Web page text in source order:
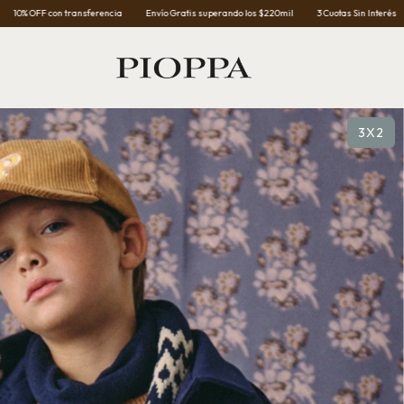
transferencia Envío Gratis superando los $220mil 3 Cuotas Sin Interés 10% OFF
3X2